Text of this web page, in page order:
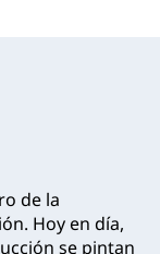
de la
Hoy en día,
se pintan